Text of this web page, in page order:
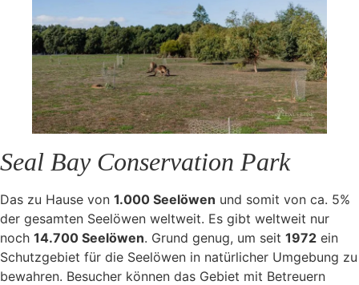
Seal Bay Conservation Park
Das zu Hause von 1.000 Seelöwen und somit von ca. 5%
der gesamten Seelöwen weltweit. Es gibt weltweit nur
noch 14.700 Seelöwen. Grund genug, um seit 1972 ein
Schutzgebiet für die Seelöwen in natürlicher Umgebung zu
bewahren. Besucher können das Gebiet mit Betreuern